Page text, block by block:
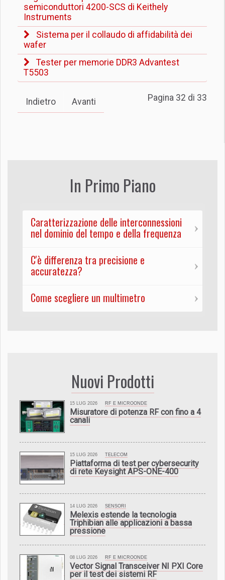
semiconduttori 4200-SCS di Keithely
Instruments
Sistema per il collaudo di affidabilità dei
wafer
Tester per memorie DDR3 Advantest
T5503
Pagina 32 di 33
Indietro Avanti
In Primo Piano
Caratterizzazione delle interconnessioni
nel dominio del tempo e della frequenza
C'è differenza tra precisione e
accuratezza?
Come scegliere un multimetro
Nuovi Prodotti
15 LUG 2026 RF E MICROONDE
Misuratore di potenza RF con fino a 4
canali
15 LUG 2026 TELECOM
Piattaforma di test per cybersecurity
di rete Keysight APS-ONE-400
14 LUG 2026 SENSORI
Melexis estende la tecnologia
Triphibian alle applicazioni a bassa
pressione
08 LUG 2026 RF E MICROONDE
Vector Signal Transceiver NI PXI Core
per il test dei sistemi RF